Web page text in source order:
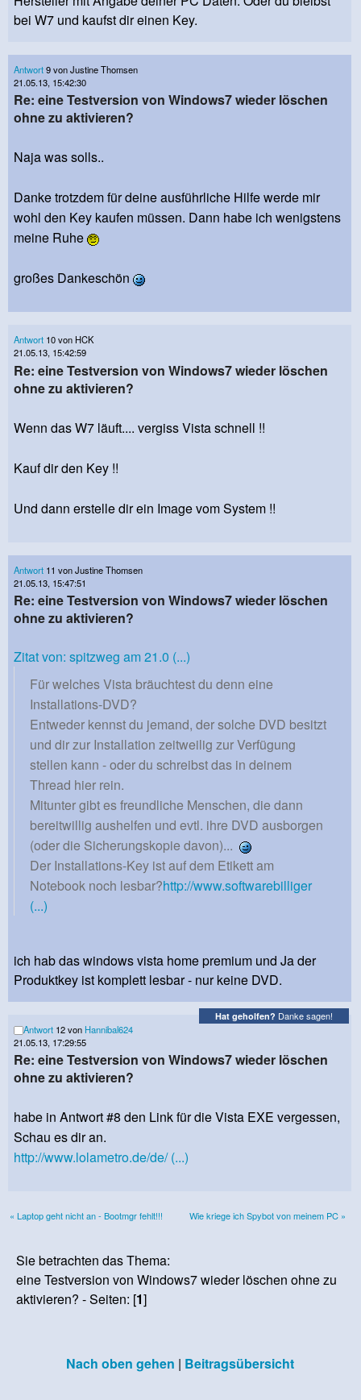
bei W7 und kaufst dir einen Key.
Antwort9 von Justine Thomsen
21.05.13, 15:42:30
Re: eine Testversion von Windows7 wieder löschen
ohne zu aktivieren?
Naja was solls..
Danke trotzdem für deine ausführliche Hilfe werde mir
wohl den Key kaufen müssen. Dann habe ich wenigstens
meine Ruhe
großes Dankeschön
Antwort 10 von HCK
21.05.13, 15:42:59
Re: eine Testversion von Windows7 wieder löschen
ohne zu aktivieren?
Wenn das W7 läuft.... vergiss Vista schnell !!
Kauf dir den Key !!
Und dann erstelle dir ein Image vom System !!
Antwort 11 von Justine Thomsen
21.05.13, 15:47:51
Re: eine Testversion von Windows7 wieder löschen
ohne zu aktivieren?
Zitat von: spitzweg am 21.0 (...)
Für welches Vista bräuchtest du denn eine
Installations-DVD?
Entweder kennst du jemand, der solche DVD besitzt
und dir zur Installation zeitweilig zur Verfügung
stellen kann - oder du schreibst das in deinem
Thread hier rein.
Mitunter gibt es freundliche Menschen, die dann
bereitwillig aushelfen und evtl. ihre DVD ausborgen
(oder die Sicherungskopie davon)...
Der Installations-Key ist auf dem Etikett am
Notebook noch lesbar?http://www.softwarebilliger
(...)
ich hab das windows vista home premium und Ja der
Produktkey ist komplett lesbar - nur keine DVD.
Hat geholfen? Danke sagen!
Antwort 12 von Hannibal624
21.05.13, 17:29:55
Re: eine Testversion von Windows7 wieder löschen
ohne zu aktivieren?
habe in Antwort #8 den Link für die Vista EXE vergessen,
Schau es dir an.
http://www.lolametro.de/de/ (...)
« Laptop geht nicht an - Bootmgr fehlt!!! Wie kriege ich Spybot von meinem PC »
Sie betrachten das Thema:
eine Testversion von Windows7 wieder löschen ohne zu
aktivieren? - Seiten: [1]
Nach oben gehen | Beitragsübersicht